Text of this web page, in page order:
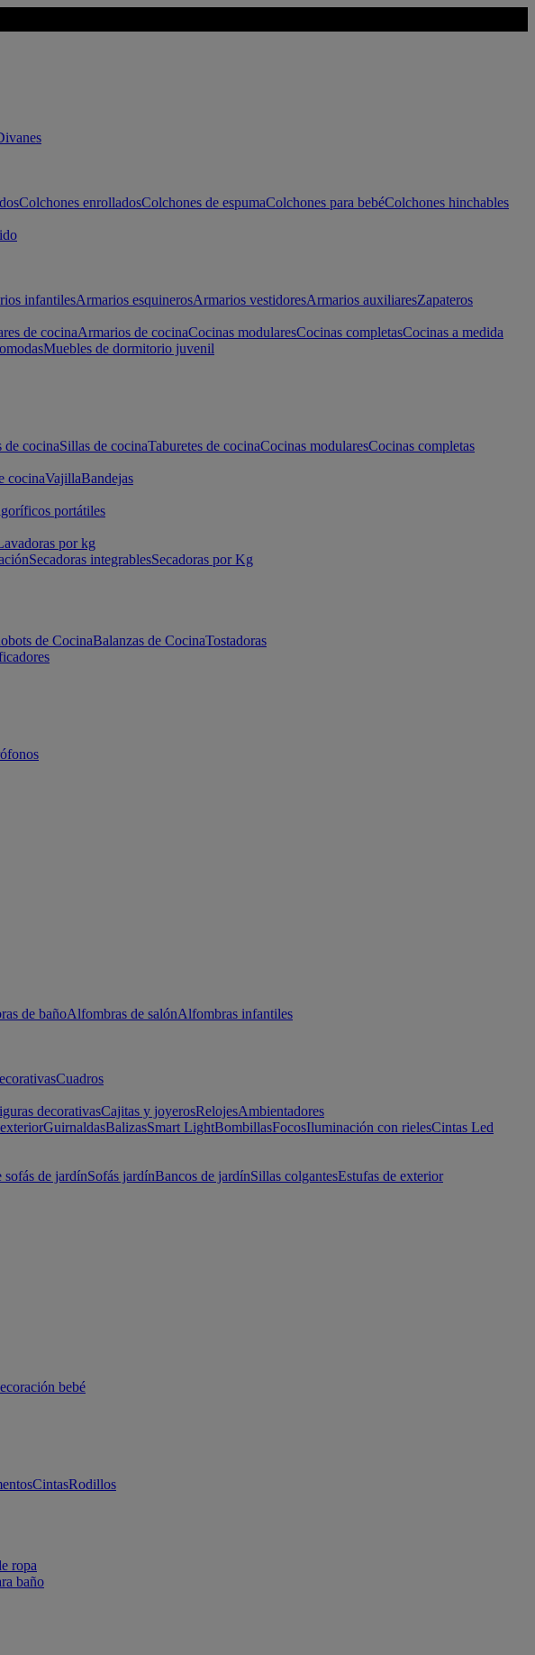
Colchones enrolladosColchones de espumaColchones para bebéColchones hinchables
infantilesArmarios esquinerosArmarios vestidoresArmarios auxiliaresZapateros
de cocinaArmarios de cocinaCocinas modularesCocinas completasCocinas a medida
Muebles de dormitorio juvenil
de cocinaSillas de cocinaTaburetes de cocinaCocinas modularesCocinas completas
cocinaVajillaBandejas
portátiles
por kg
Secadoras integrablesSecadoras por Kg
de CocinaBalanzas de CocinaTostadoras
de bañoAlfombras de salónAlfombras infantiles
Cuadros
decorativasCajitas y joyerosRelojesAmbientadores
GuirnaldasBalizasSmart LightBombillasFocosIluminación con rielesCintas Led
sofás de jardínSofás jardínBancos de jardínSillas colgantesEstufas de exterior
bebé
CintasRodillos
ropa
baño